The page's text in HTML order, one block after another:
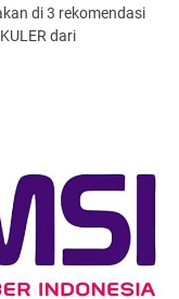
di 3 rekomendasi
dari